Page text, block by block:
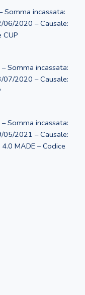
Somma incassata:
06/2020 – Causale:
Somma incassata:
07/2020 – Causale:
Somma incassata:
05/2021 – Causale:
MADE – Codice